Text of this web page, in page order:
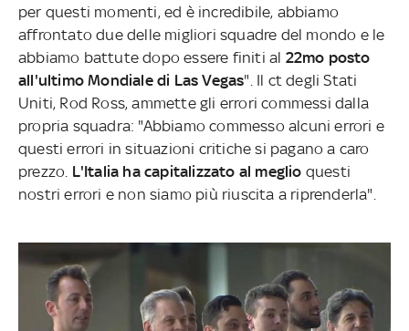
per questi momenti, ed è incredibile, abbiamo
affrontato due delle migliori squadre del mondo e le
abbiamo battute dopo essere finiti al 22mo posto
all'ultimo Mondiale di Las Vegas". Il ct degli Stati
Uniti, Rod Ross, ammette gli errori commessi dalla
propria squadra: "Abbiamo commesso alcuni errori e
questi errori in situazioni critiche si pagano a caro
prezzo. L'Italia ha capitalizzato al meglio questi
nostri errori e non siamo più riuscita a riprenderla".